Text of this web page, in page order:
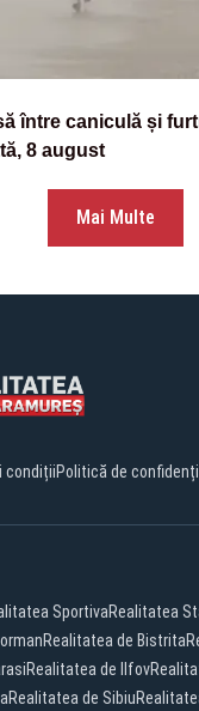
între caniculă și
8 august
Mai Multe
condițiiPolitică de
SportivaRealitatea
Realitatea de Bistrita
Realitatea de Ilfov
Realitatea de Sibiu